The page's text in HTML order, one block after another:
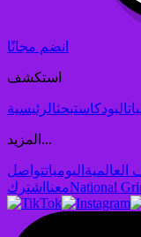
انضم مجانًا
استكشف
البودكاستبحثالرئيسية
المزيد...
العالمية اليومياتتواصل
معنا اشترك National